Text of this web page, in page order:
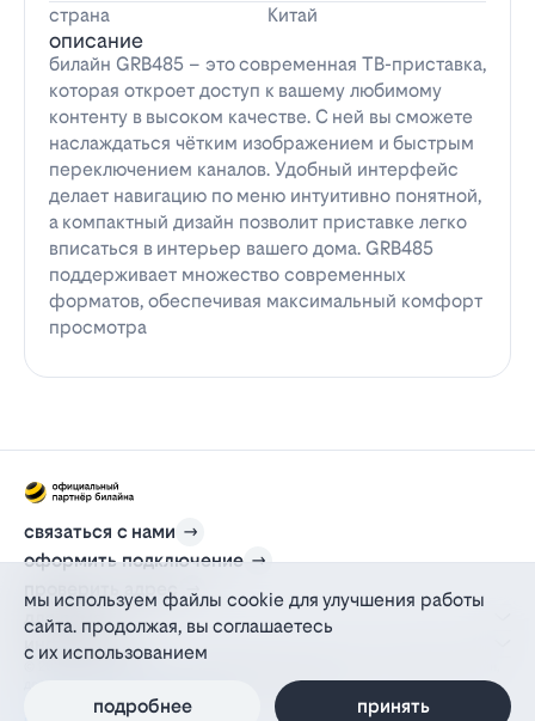
страна
Китай
описание
билайн GRB485 – это современная ТВ-приставка,
которая откроет доступ к вашему любимому
контенту в высоком качестве. С ней вы сможете
наслаждаться чётким изображением и быстрым
переключением каналов. Удобный интерфейс
делает навигацию по меню интуитивно понятной,
а компактный дизайн позволит приставке легко
вписаться в интерьер вашего дома. GRB485
поддерживает множество современных
форматов, обеспечивая максимальный комфорт
просмотра
связаться с нами
оформить подключение
проверить адрес
для дома
информация
действующий на основании агентского договора
политика персональных данных
мы используем файлы cookie для улучшения работы
сайта. продолжая, вы соглашаетесь
с их использованием
подробнее принять